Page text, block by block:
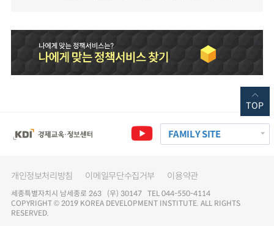
FAMILY SITE
개인정보처리방침 이메일무단수집거부 이용약관
세종특별자치시 남세종로 263 (우) 30147 TEL 044-550-4114
COPYRIGHT © 2019 KOREA DEVELOPMENT INSTITUTE. ALL RIGHTS
RESERVED.
TOP